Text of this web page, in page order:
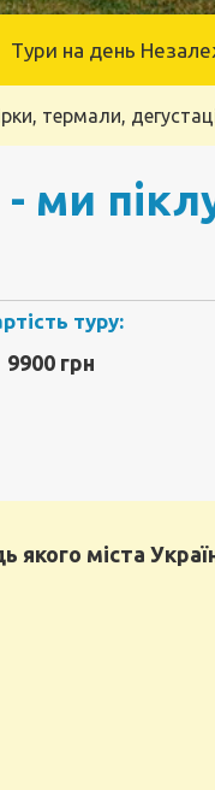
Тури на день
термали,
- ми
туру:
9900 грн
якого міста